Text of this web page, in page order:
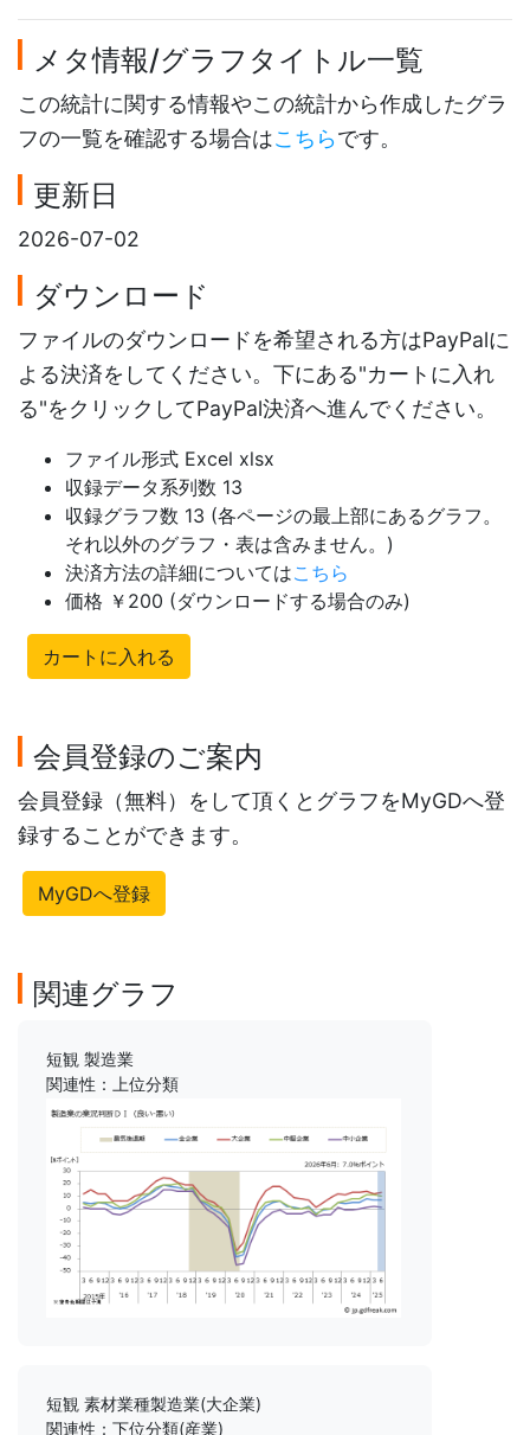
メタ情報/グラフタイトル一覧
この統計に関する情報やこの統計から作成したグラ
フの一覧を確認する場合はこちらです。
更新日
2026-07-02
ダウンロード
ファイルのダウンロードを希望される方はPayPalに
よる決済をしてください。下にある"カートに入れ
る"をクリックしてPayPal決済へ進んでください。
ファイル形式 Excel xlsx
収録データ系列数 13
収録グラフ数 13 (各ページの最上部にあるグラフ。
それ以外のグラフ・表は含みません。)
決済方法の詳細についてはこちら
価格 ￥200 (ダウンロードする場合のみ)
カートに入れる
会員登録のご案内
会員登録（無料）をして頂くとグラフをMyGDへ登
録することができます。
MyGDへ登録
関連グラフ
短観 製造業
関連性：上位分類
短観 素材業種製造業(大企業)
関連性：下位分類(産業)